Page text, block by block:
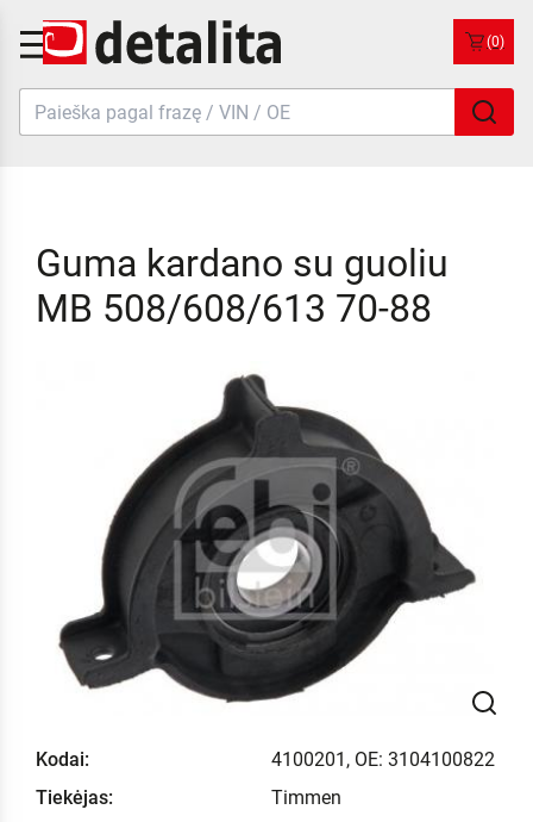
(0)
Guma kardano su guoliu
MB 508/608/613 70-88
Kodai:
4100201, OE: 3104100822
Tiekėjas:
Timmen